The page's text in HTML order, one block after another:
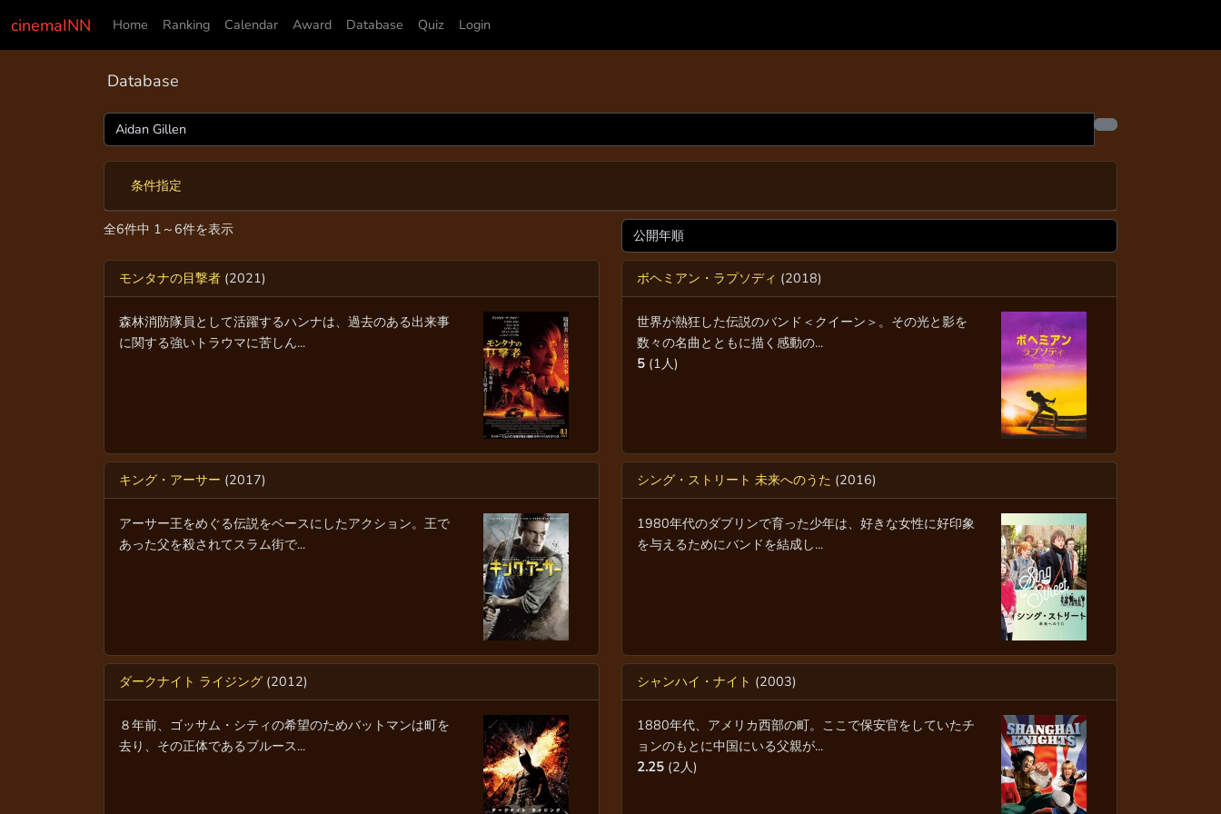
cinemaINN Home Ranking Calendar Award Database Quiz Login
Database
条件指定
全6件中 1～6件を表示
モンタナの目撃者 (2021)
森林消防隊員として活躍するハンナは、過去のある出来事
に関する強いトラウマに苦しん...
ボヘミアン・ラプソディ (2018)
世界が熱狂した伝説のバンド＜クイーン＞。その光と影を
数々の名曲とともに描く感動の...
5 (1人)
キング・アーサー (2017)
アーサー王をめぐる伝説をベースにしたアクション。王で
あった父を殺されてスラム街で...
シング・ストリート 未来へのうた (2016)
1980年代のダブリンで育った少年は、好きな女性に好印象
を与えるためにバンドを結成し...
ダークナイト ライジング (2012)
８年前、ゴッサム・シティの希望のためバットマンは町を
去り、その正体であるブルース...
シャンハイ・ナイト (2003)
1880年代、アメリカ西部の町。ここで保安官をしていたチ
ョンのもとに中国にいる父親が...
2.25 (2人)